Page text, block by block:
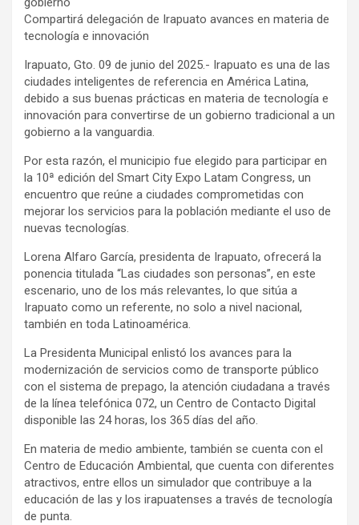
Compartirá delegación de Irapuato avances en materia de
tecnología e innovación
Irapuato, Gto. 09 de junio del 2025.- Irapuato es una de las
ciudades inteligentes de referencia en América Latina,
debido a sus buenas prácticas en materia de tecnología e
innovación para convertirse de un gobierno tradicional a un
gobierno a la vanguardia.
Por esta razón, el municipio fue elegido para participar en
la 10ª edición del Smart City Expo Latam Congress, un
encuentro que reúne a ciudades comprometidas con
mejorar los servicios para la población mediante el uso de
nuevas tecnologías.
Lorena Alfaro García, presidenta de Irapuato, ofrecerá la
ponencia titulada “Las ciudades son personas”, en este
escenario, uno de los más relevantes, lo que sitúa a
Irapuato como un referente, no solo a nivel nacional,
también en toda Latinoamérica.
La Presidenta Municipal enlistó los avances para la
modernización de servicios como de transporte público
con el sistema de prepago, la atención ciudadana a través
de la línea telefónica 072, un Centro de Contacto Digital
disponible las 24 horas, los 365 días del año.
En materia de medio ambiente, también se cuenta con el
Centro de Educación Ambiental, que cuenta con diferentes
atractivos, entre ellos un simulador que contribuye a la
educación de las y los irapuatenses a través de tecnología
de punta.